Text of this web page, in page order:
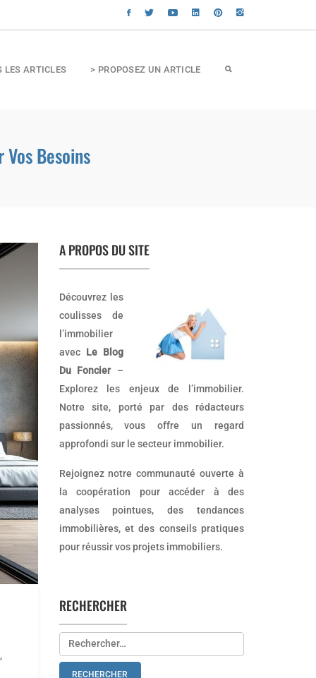
LES ARTICLES > PROPOSEZ UN ARTICLE
Besoins
A PROPOS DU SITE
Découvrez les
coulisses de
l’immobilier
avec Le Blog
Du Foncier–
Explorez les enjeux de l’immobilier.
Notre site, porté par des rédacteurs
passionnés, vous offre un regard
approfondi sur le secteur immobilier.
Rejoignez notre communauté ouverte à
la coopération pour accéder à des
analyses pointues, des tendances
immobilières, et des conseils pratiques
pour réussir vos projets immobiliers.
RECHERCHER
Rechercher :